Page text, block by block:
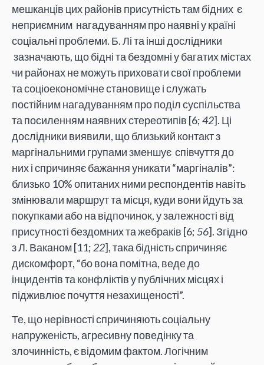
мешканців цих районів присутність там бідних є
неприємним нагадуванням про наявні у країні
соціальні проблеми. Б. Лі та інші дослідники
зазначають, що бідні та бездомні у багатих містах
чи районах не можуть приховати свої проблеми
та соціоекономічне становище і служать
постійним нагадуванням про поділ суспільства
та посиленням наявних стереотипів [6;42]. Ці
дослідники виявили, що близький контакт з
маргінальними групами зменшує співчуття до
них і спричиняє бажання уникати “маргіналів”:
близько 10% опитаних ними респондентів навіть
змінювали маршрут та місця, куди вони йдуть за
покупками або на відпочинок, у залежності від
присутності бездомних та жебраків [6;56]. Згідно
з Л. Ваканом [11; 22], така бідність спричиняє
дискомфорт, “бо вона помітна, веде до
інцидентів та конфліктів у публічних місцях і
підживлює почуття незахищеності”.
Те, що нерівності спричиняють соціальну
напруженість, агресивну поведінку та
злочинність, є відомим фактом. Логічним